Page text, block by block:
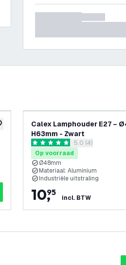
aan verlanglijst
Calex Lamphouder E27 –
H63mm - Zwart
reviews drawer
5 score sterren5.0 (4)
Op voorraad
Ø48mm
Materiaal: Aluminium
Industriële uitstraling
10,
95
incl. BTW